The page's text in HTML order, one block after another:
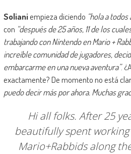
Solianiempieza diciendo “hola a todos
con “después de 25 años, 11 de los
trabajando con Nintendo en Mario +
increíble comunidad de jugadores,
embarcarme en una nueva aventura”.
exactamente? De momento no está
puedo decir más por ahora. Muchas
Hi all folks. After 25
beautifully spent
Mario+Rabbids along